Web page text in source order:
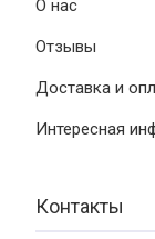
О нас
Отзывы
Доставка и
Интересная
Контакты